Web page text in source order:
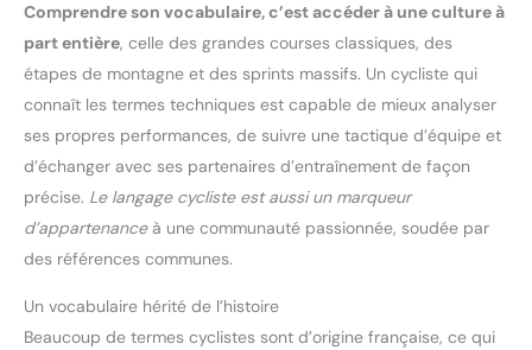
Comprendre son vocabulaire, c’est accéder à une culture à
part entière, celle des grandes courses classiques, des
étapes de montagne et des sprints massifs. Un cycliste qui
connaît les termes techniques est capable de mieux analyser
ses propres performances, de suivre une tactique d’équipe et
d’échanger avec ses partenaires d’entraînement de façon
précise. Le langage cycliste est aussi un marqueur
d’appartenanceà une communauté passionnée, soudée par
des références communes.
Un vocabulaire hérité de l’histoire
Beaucoup de termes cyclistes sont d’origine française, ce qui